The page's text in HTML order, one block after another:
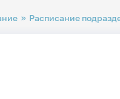
Расписание